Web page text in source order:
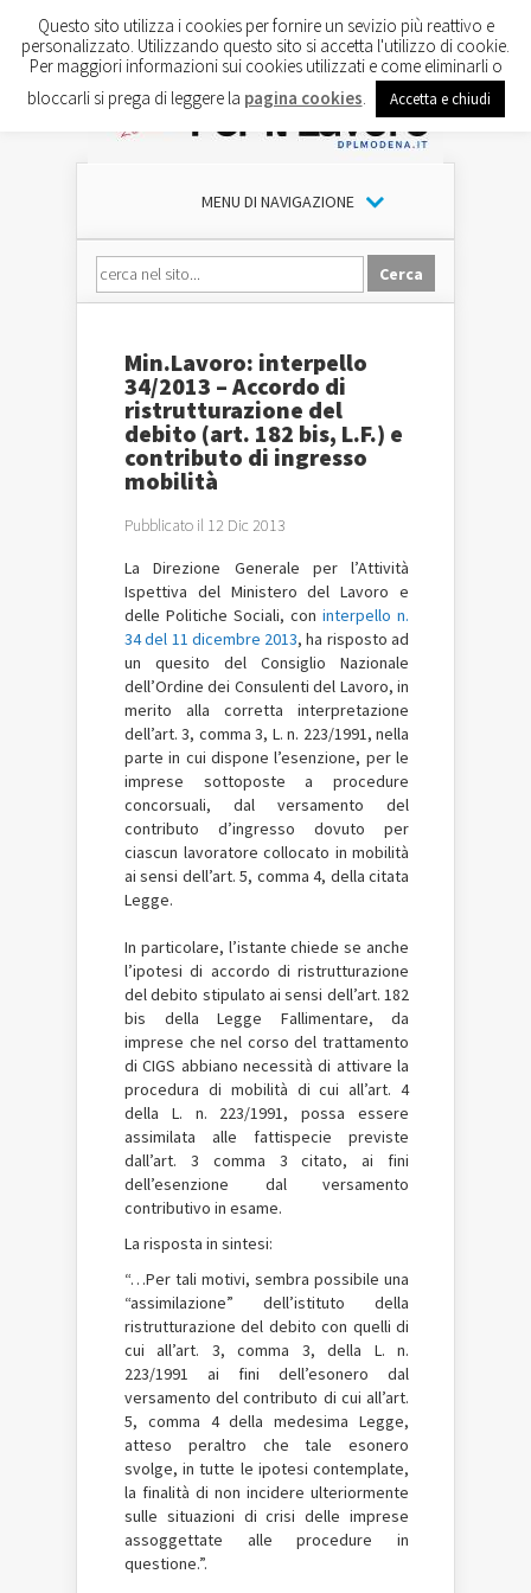
MENU DI NAVIGAZIONE
Min.Lavoro: interpello
34/2013 – Accordo di
ristrutturazione del
debito (art. 182 bis, L.F.) e
contributo di ingresso
mobilità
Pubblicato il 12 Dic 2013
La Direzione Generale per l’Attività
Ispettiva del Ministero del Lavoro e
delle Politiche Sociali, con interpello n.
34 del 11 dicembre 2013, ha risposto ad
un quesito del Consiglio Nazionale
dell’Ordine dei Consulenti del Lavoro, in
merito alla corretta interpretazione
dell’art. 3, comma 3, L. n. 223/1991, nella
parte in cui dispone l’esenzione, per le
imprese sottoposte a procedure
concorsuali, dal versamento del
contributo d’ingresso dovuto per
ciascun lavoratore collocato in mobilità
ai sensi dell’art. 5, comma 4, della citata
Legge.
In particolare, l’istante chiede se anche
l’ipotesi di accordo di ristrutturazione
del debito stipulato ai sensi dell’art. 182
bis della Legge Fallimentare, da
imprese che nel corso del trattamento
di CIGS abbiano necessità di attivare la
procedura di mobilità di cui all’art. 4
della L. n. 223/1991, possa essere
assimilata alle fattispecie previste
dall’art. 3 comma 3 citato, ai fini
dell’esenzione dal versamento
contributivo in esame.
La risposta in sintesi:
“…Per tali motivi, sembra possibile una
“assimilazione” dell’istituto della
ristrutturazione del debito con quelli di
cui all’art. 3, comma 3, della L. n.
223/1991 ai fini dell’esonero dal
versamento del contributo di cui all’art.
5, comma 4 della medesima Legge,
atteso peraltro che tale esonero
svolge, in tutte le ipotesi contemplate,
la finalità di non incidere ulteriormente
sulle situazioni di crisi delle imprese
assoggettate alle procedure in
questione.”.
Questo sito utilizza i cookies per fornire un sevizio più reattivo e
personalizzato. Utilizzando questo sito si accetta l'utilizzo di cookie.
Per maggiori informazioni sui cookies utilizzati e come eliminarli o
bloccarli si prega di leggere la pagina cookies Accetta e chiudi